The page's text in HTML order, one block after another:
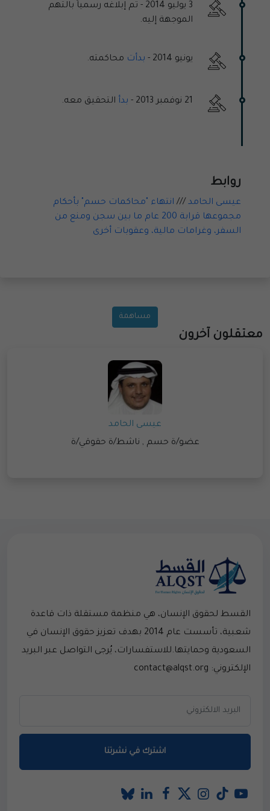
3 يوليو 2014 -
تم إبلاغه رسمياً بالتهم
الموجهة إليه.
يونيو 2014 - بدأت محاكمته.
21 نوفمبر 2013 - بدأ التحقيق معه.
روابط
عيسى الحامد /// انتهاء "محاكمات حسم" بأحكام
مجموعها قرابة 200 عام ما بين سجن ومنع من
السفر، وغرامات مالية، وعقوبات أخرى
مساهمة
معتقلون آخرون
عيسى الحامد
عضو/ة حسم , ناشط/ة حقوقي/ة
القسط لحقوق الإنسان، هي منظمة مستقلة ذات قاعدة
شعبية، تأسست عام 2014 بهدف تعزيز حقوق الإنسان في
السعودية وحمايتها.للاستفسارات، يُرجى التواصل عبر البريد
الإلكتروني: contact@alqst.org
اشترك في نشرتنا